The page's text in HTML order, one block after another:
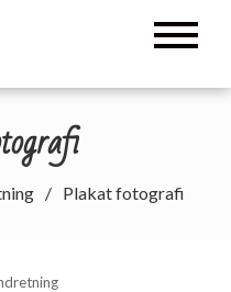
Plakat fotografi